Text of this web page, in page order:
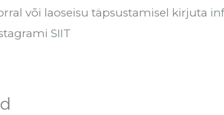
või laoseisu täpsustamisel kirjuta
SIIT